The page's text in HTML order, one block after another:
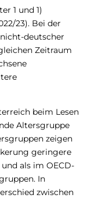
1 und 1)
23). Bei der
deutscher
Zeitraum
beim Lesen
Altersgruppe
zeigen
geringere
als im OECD-
In
zwischen